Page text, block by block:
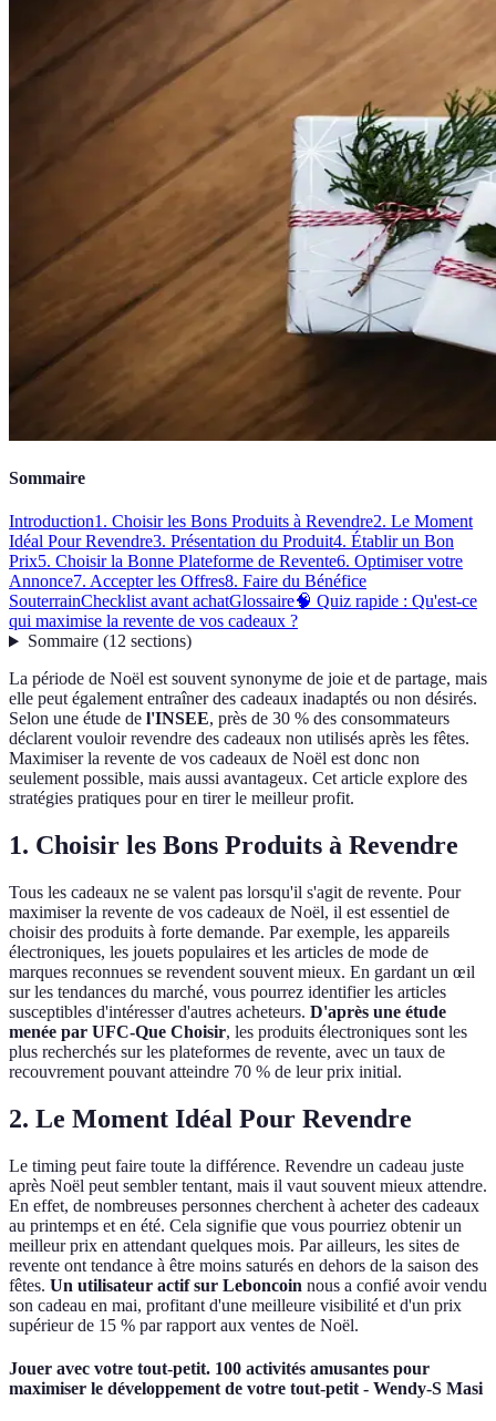
Sommaire
Introduction1. Choisir les Bons Produits à Revendre2. Le Moment
Idéal Pour Revendre3. Présentation du Produit4. Établir un Bon
Prix5. Choisir la Bonne Plateforme de Revente6. Optimiser votre
Annonce7. Accepter les Offres8. Faire du Bénéfice
SouterrainChecklist avant achatGlossaire🧠 Quiz rapide : Qu'est-ce
qui maximise la revente de vos cadeaux ?
Sommaire(12 sections)
La période de Noël est souvent synonyme de joie et de partage, mais
elle peut également entraîner des cadeaux inadaptés ou non désirés.
Selon une étude de l'INSEE, près de 30 % des consommateurs
déclarent vouloir revendre des cadeaux non utilisés après les fêtes.
Maximiser la revente de vos cadeaux de Noël est donc non
seulement possible, mais aussi avantageux. Cet article explore des
stratégies pratiques pour en tirer le meilleur profit.
1. Choisir les Bons Produits à Revendre
Tous les cadeaux ne se valent pas lorsqu'il s'agit de revente. Pour
maximiser la revente de vos cadeaux de Noël, il est essentiel de
choisir des produits à forte demande. Par exemple, les appareils
électroniques, les jouets populaires et les articles de mode de
marques reconnues se revendent souvent mieux. En gardant un œil
sur les tendances du marché, vous pourrez identifier les articles
susceptibles d'intéresser d'autres acheteurs. D'après une étude
menée par UFC-Que Choisir, les produits électroniques sont les
plus recherchés sur les plateformes de revente, avec un taux de
recouvrement pouvant atteindre 70 % de leur prix initial.
2. Le Moment Idéal Pour Revendre
Le timing peut faire toute la différence. Revendre un cadeau juste
après Noël peut sembler tentant, mais il vaut souvent mieux attendre.
En effet, de nombreuses personnes cherchent à acheter des cadeaux
au printemps et en été. Cela signifie que vous pourriez obtenir un
meilleur prix en attendant quelques mois. Par ailleurs, les sites de
revente ont tendance à être moins saturés en dehors de la saison des
fêtes. Un utilisateur actif sur Leboncoin nous a confié avoir vendu
son cadeau en mai, profitant d'une meilleure visibilité et d'un prix
supérieur de 15 % par rapport aux ventes de Noël.
Jouer avec votre tout-petit. 100 activités amusantes pour
maximiser le développement de votre tout-petit - Wendy-S Masi